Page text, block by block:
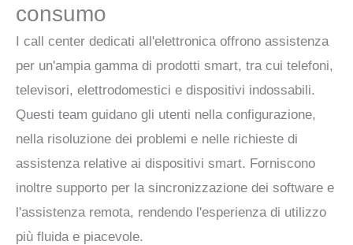
consumo
I call center dedicati all'elettronica offrono assistenza
per un'ampia gamma di prodotti smart, tra cui telefoni,
televisori, elettrodomestici e dispositivi indossabili.
Questi team guidano gli utenti nella configurazione,
nella risoluzione dei problemi e nelle richieste di
assistenza relative ai dispositivi smart. Forniscono
inoltre supporto per la sincronizzazione dei software e
l'assistenza remota, rendendo l'esperienza di utilizzo
più fluida e piacevole.